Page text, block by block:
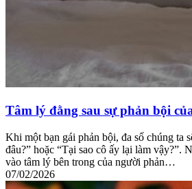
Tâm lý đằng sau sự phản bội
Khi một bạn gái phản bội, đa số chúng ta
đâu?” hoặc “Tại sao cô ấy lại làm vậy?”.
vào tâm lý bên trong của người phản…
07/02/2026